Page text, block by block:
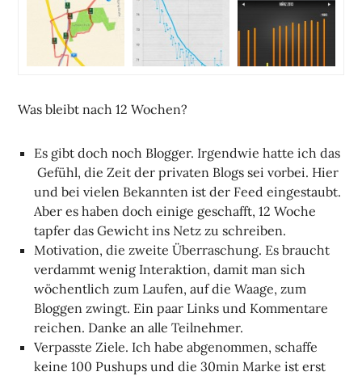
Was bleibt nach 12 Wochen?
Es gibt doch noch Blogger. Irgendwie hatte ich das
Gefühl, die Zeit der privaten Blogs sei vorbei. Hier
und bei vielen Bekannten ist der Feed eingestaubt.
Aber es haben doch einige geschafft, 12 Woche
tapfer das Gewicht ins Netz zu schreiben.
Motivation, die zweite Überraschung. Es braucht
verdammt wenig Interaktion, damit man sich
wöchentlich zum Laufen, auf die Waage, zum
Bloggen zwingt. Ein paar Links und Kommentare
reichen. Danke an alle Teilnehmer.
Verpasste Ziele. Ich habe abgenommen, schaffe
keine 100 Pushups und die 30min Marke ist erst